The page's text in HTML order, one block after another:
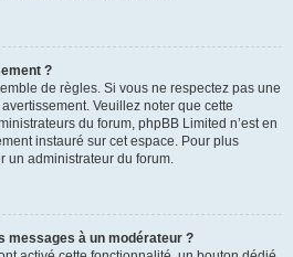
?
de règles. Si vous ne respectez pas une
Veuillez noter que cette
du forum, phpBB Limited n’est en
instauré sur cet espace. Pour plus
un administrateur du forum.
messages à un modérateur ?